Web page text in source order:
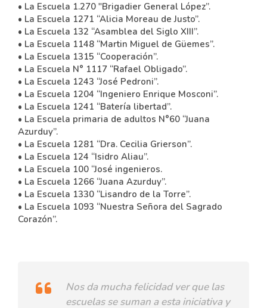
• La Escuela 1.270 "Brigadier General López”.
• La Escuela 1271 “Alicia Moreau de Justo”.
• La Escuela 132 “Asamblea del Siglo XIII”.
• La Escuela 1148 “Martin Miguel de Güemes”.
• La Escuela 1315 “Cooperación”.
• La Escuela N° 1117 “Rafael Obligado”.
• La Escuela 1243 “José Pedroni”.
• La Escuela 1204 “Ingeniero Enrique Mosconi”.
• La Escuela 1241 “Batería libertad”.
• La Escuela primaria de adultos N°60 “Juana
Azurduy”.
• La Escuela 1281 “Dra. Cecilia Grierson”.
• La Escuela 124 “Isidro Aliau”.
• La Escuela 100 “José ingenieros.
• La Escuela 1266 “Juana Azurduy”.
• La Escuela 1330 “Lisandro de la Torre”.
• La Escuela 1093 “Nuestra Señora del Sagrado
Corazón”.
Nos da mucha felicidad ver que las
escuelas se suman a esta iniciativa y